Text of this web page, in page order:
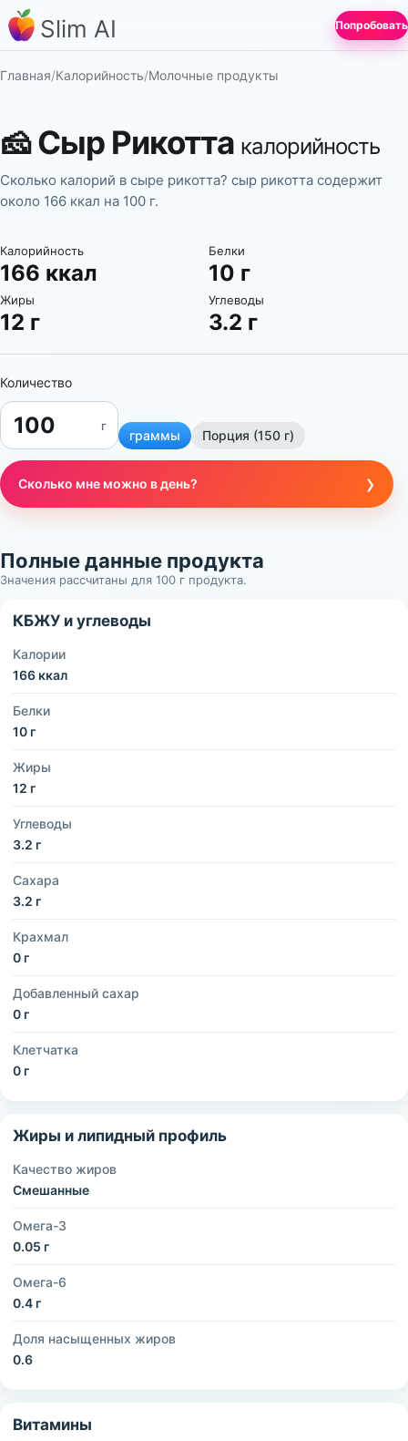
Slim AI Попробовать
Главная/Калорийность/Молочные продукты
🧀Сыр Рикотта калорийность
Сколько калорий в сыре рикотта? сыр рикотта содержит
около 166 ккал на 100 г.
Калорийность
166 ккал
Белки
10 г
Жиры
12 г
Углеводы
3.2 г
Количество
г
граммы Порция (150 г)
Сколько мне можно в день? ›
Полные данные продукта
Значения рассчитаны для 100 г продукта.
КБЖУ и углеводы
Калории
166 ккал
Белки
10 г
Жиры
12 г
Углеводы
3.2 г
Сахара
3.2 г
Крахмал
0 г
Добавленный сахар
0 г
Клетчатка
0 г
Жиры и липидный профиль
Качество жиров
Смешанные
Омега-3
0.05 г
Омега-6
0.4 г
Доля насыщенных жиров
0.6
Витамины